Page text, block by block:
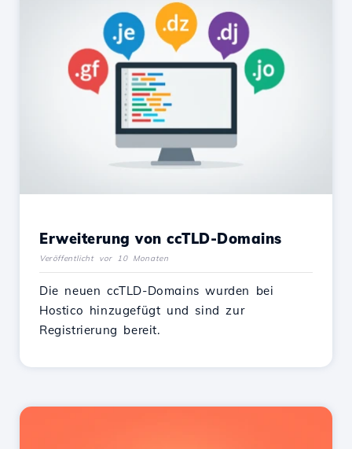
Erweiterung von ccTLD-Domains
Veröffentlicht vor 10 Monaten
Die neuen ccTLD-Domains wurden bei
Hostico hinzugefügt und sind zur
Registrierung bereit.